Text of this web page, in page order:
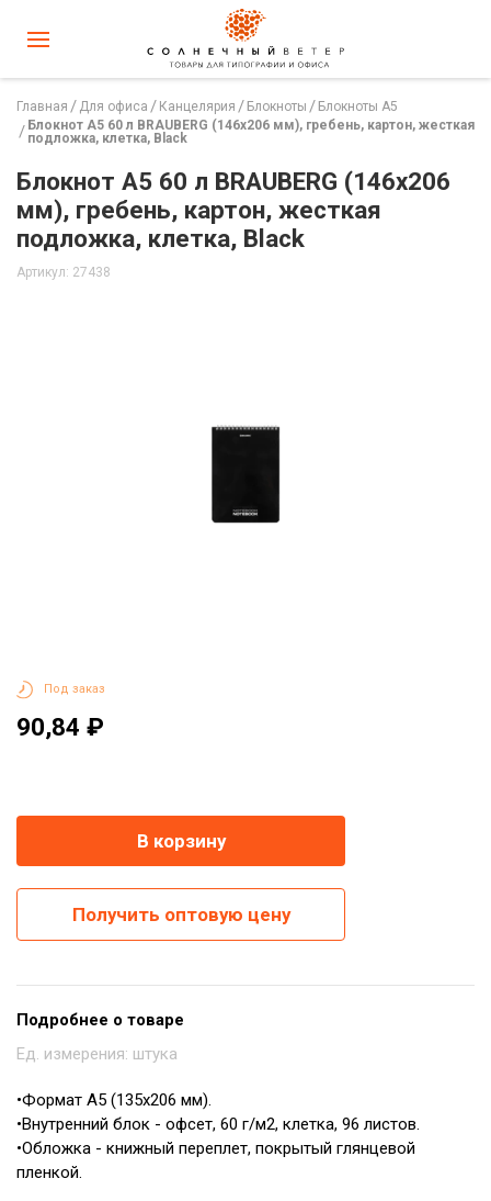
Главная Для офиса Канцелярия Блокноты
Блокноты А5
Блокнот А5 60 л BRAUBERG (146х206 мм), гребень, картон, жесткая
подложка, клетка, Black
Блокнот А5 60 л BRAUBERG (146х206
мм), гребень, картон, жесткая
подложка, клетка, Black
Артикул: 27438
Под заказ
90,84 ₽
В корзину
Получить оптовую цену
Подробнее о товаре
Ед. измерения: штука
•Формат А5 (135х206 мм).
•Внутренний блок - офсет, 60 г/м2, клетка, 96 листов.
•Обложка - книжный переплет, покрытый глянцевой
пленкой.